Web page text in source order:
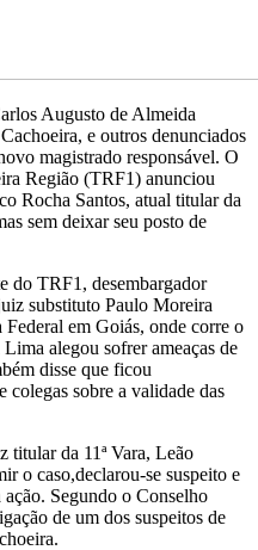
Augusto de Almeida
e outros denunciados
magistrado responsável. O
Região (TRF1) anunciou
Rocha Santos, atual titular da
sem deixar seu posto de
do TRF1, desembargador
substituto Paulo Moreira
Federal em Goiás, onde corre o
alegou sofrer ameaças de
disse que ficou
colegas sobre a validade das
titular da 11ª Vara, Leão
o caso,declarou-se suspeito e
Segundo o Conselho
de um dos suspeitos de